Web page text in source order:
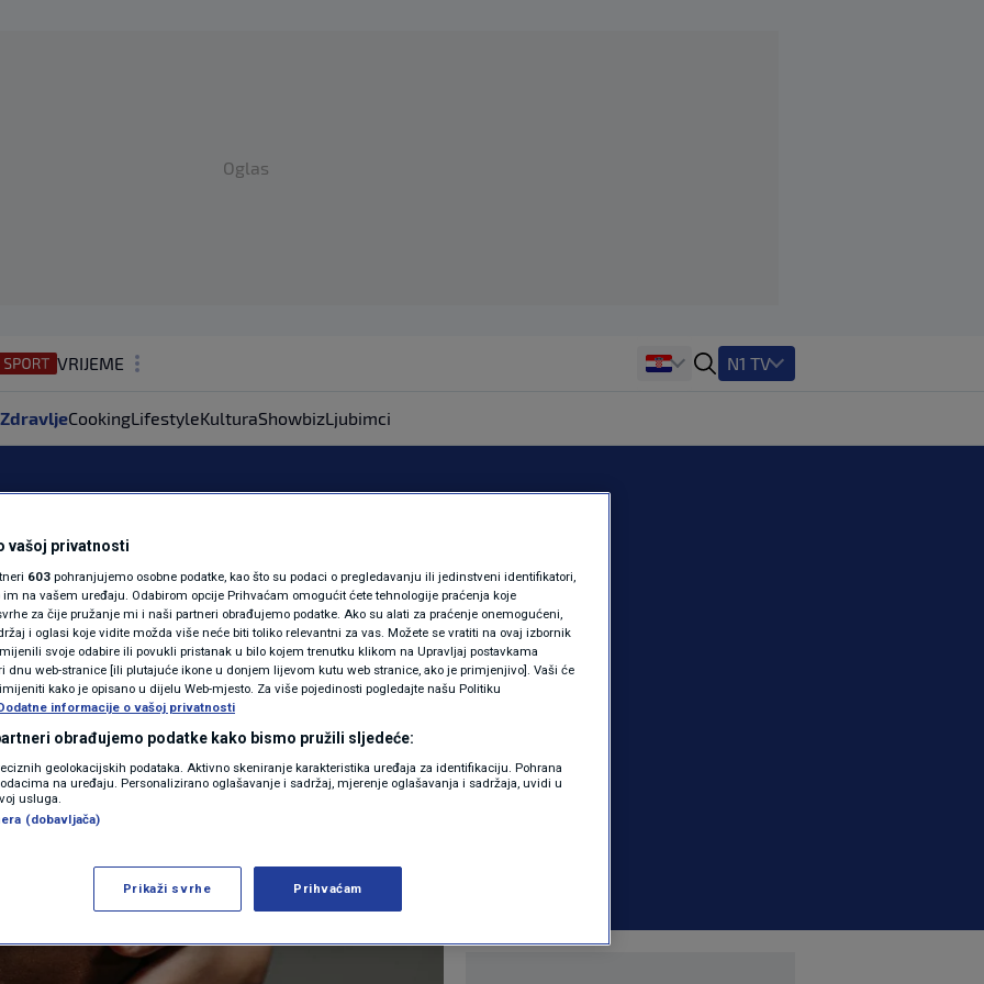
Oglas
VRIJEME
REGIJA
MAGAZIN
KOLUMNE
N1(DIS)INFO
KLIMATSKE PROMJENE
FOTO
VIDEO
N1 TV
ZdravljeCookingLifestyleKulturaShowbizLjubimci
protiv raka
život oboljelima
| ZDRAVLJE | 0 komentara
Više
vašoj privatnosti
603 pohranjujemo osobne podatke, kao što su podaci o pregledavanju ili jedinstveni identifikatori,
na vašem uređaju. Odabirom opcije Prihvaćam omogućit ćete tehnologije praćenja koje
za čije pružanje mi i naši partneri obrađujemo podatke. Ako su alati za praćenje onemogućeni,
i oglasi koje vidite možda više neće biti toliko relevantni za vas. Možete se vratiti na ovaj izbornik
svoje odabire ili povukli pristanak u bilo kojem trenutku klikom na Upravljaj postavkama
dnu web-stranice [ili plutajuće ikone u donjem lijevom kutu web stranice, ako je primjenjivo]. Vaši će
kako je opisano u dijelu Web-mjesto. Za više pojedinosti pogledajte našu Politiku
informacije o vašoj privatnosti
obrađujemo podatke kako bismo pružili sljedeće:
geolokacijskih podataka. Aktivno skeniranje karakteristika uređaja za identifikaciju. Pohrana
na uređaju. Personalizirano oglašavanje i sadržaj, mjerenje oglašavanja i sadržaja, uvidi u
usluga.
(dobavljača)
Prikaži svrhe Prihvaćam